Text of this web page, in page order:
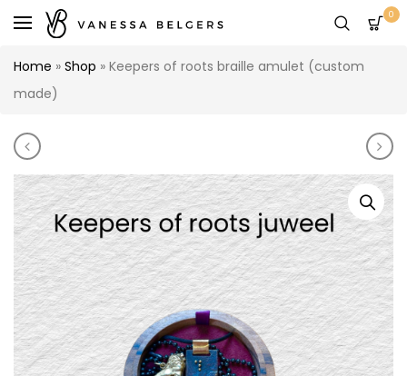
0
Home » Shop » Keepers of roots braille amulet (custom
made)
Product navigation
Keepers of roots 3 generaties vrouwen S.L.A.